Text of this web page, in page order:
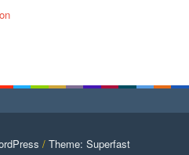
/ Theme: Superfast